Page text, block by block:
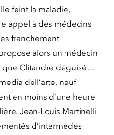
feint la maladie,
appel à des médecins
franchement
alors un médecin
que Clitandre déguisé…
dell’arte, neuf
en moins d’une heure
Jean-Louis Martinelli
d’intermèdes